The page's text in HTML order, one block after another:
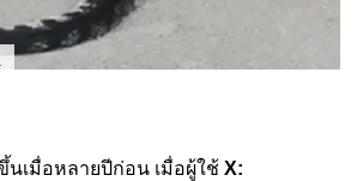
นเมื่อหลายปีก่อน เมื่อผู้ใช้ X: